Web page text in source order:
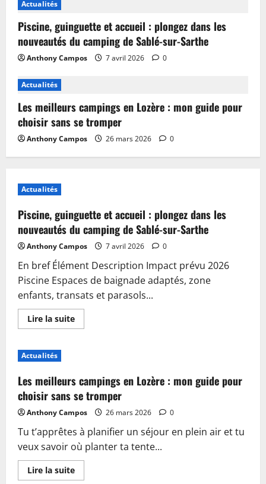
Actualités
Piscine, guinguette et accueil : plongez dans les
nouveautés du camping de Sablé-sur-Sarthe
Anthony Campos 7 avril 2026 0
Actualités
Les meilleurs campings en Lozère : mon guide pour
choisir sans se tromper
Anthony Campos 26 mars 2026 0
Actualités
Piscine, guinguette et accueil : plongez dans les
nouveautés du camping de Sablé-sur-Sarthe
Anthony Campos 7 avril 2026 0
En bref Élément Description Impact prévu 2026
Piscine Espaces de baignade adaptés, zone
enfants, transats et parasols...
Lire la suiteEn
savoir
accueil
:
plongez
dans
les
nouveautés
du
camping
de
Sablé-
sur-
Sarthe
Actualités
Les meilleurs campings en Lozère : mon guide pour
choisir sans se tromper
Anthony Campos 26 mars 2026 0
Tu t’apprêtes à planifier un séjour en plein air et tu
veux savoir où planter ta tente...
Lire la suiteEn
savoir